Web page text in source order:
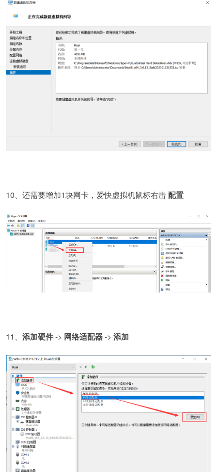
10、还需要增加1块网卡，爱快虚拟机鼠标右击配置
11、 添加硬件-> 网络适配器-> 添加